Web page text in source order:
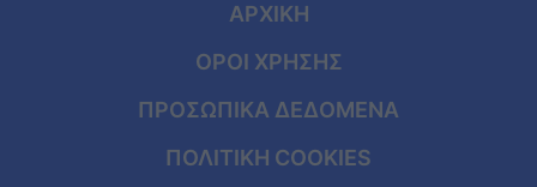
ΑΡΧΙΚΗ
ΟΡΟΙ ΧΡΗΣΗΣ
ΠΡΟΣΩΠΙΚΑ ΔΕΔΟΜΕΝΑ
ΠΟΛΙΤΙΚΗ COOKIES